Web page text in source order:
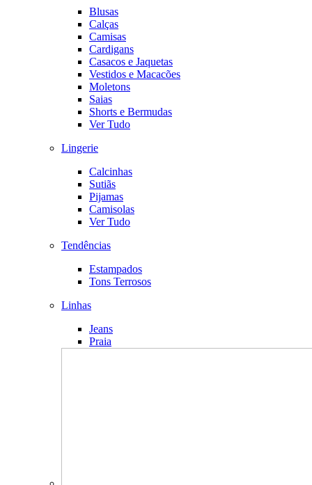
Blusas
Calças
Camisas
Cardigans
Casacos e Jaquetas
Vestidos e Macacões
Moletons
Saias
Shorts e Bermudas
Ver Tudo
Lingerie
Calcinhas
Sutiãs
Pijamas
Camisolas
Ver Tudo
Tendências
Estampados
Tons Terrosos
Linhas
Jeans
Praia